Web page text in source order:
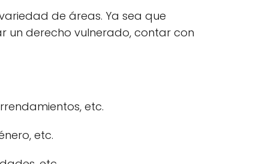
de áreas. Ya sea que
un derecho vulnerado, contar con
etc.
etc.